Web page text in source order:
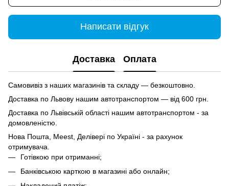
Написати відгук
Доставка Оплата
Самовивіз з наших магазинів та складу — безкоштовно.
Доставка по Львову нашим автотранспортом — від 600 грн.
Доставка по Львівській області нашим автотранспортом - за
домовленістю.
Нова Пошта, Meest, Делівері по Україні - за рахунок
отримувача.
Готівкою при отриманні;
Банківською карткою в магазині або онлайн;